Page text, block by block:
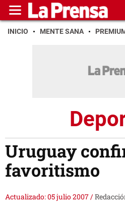
INICIO MENTE SANA
Uruguay
favoritismo
Actualizado: 05 julio 2007/